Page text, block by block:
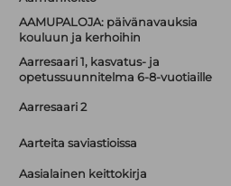
AAMUPALOJA: päivänavauksia
kouluun ja kerhoihin
Aarresaari 1, kasvatus- ja
opetussuunnitelma 6-8-vuotiaille
Aarresaari 2
Aarteita saviastioissa
Aasialainen keittokirja